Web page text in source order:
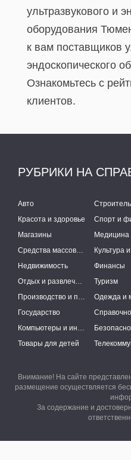
ультразвукового и
оборудования
к вам поставщиков
эндоскопического
Ознакомьтесь с
клиентов.
РУБРИКИ НА
Авто
Красота и здоровье
Спорт и
Магазины
Средства массовой информации
Недвижимость
Финансы
Отдых и развлечения
Туризм
Производство и поставки
Одежда и
Государство
Компьютеры и интернет
Товары для детей
Внимание! На сайте
размещение осуществляется
За содержание и